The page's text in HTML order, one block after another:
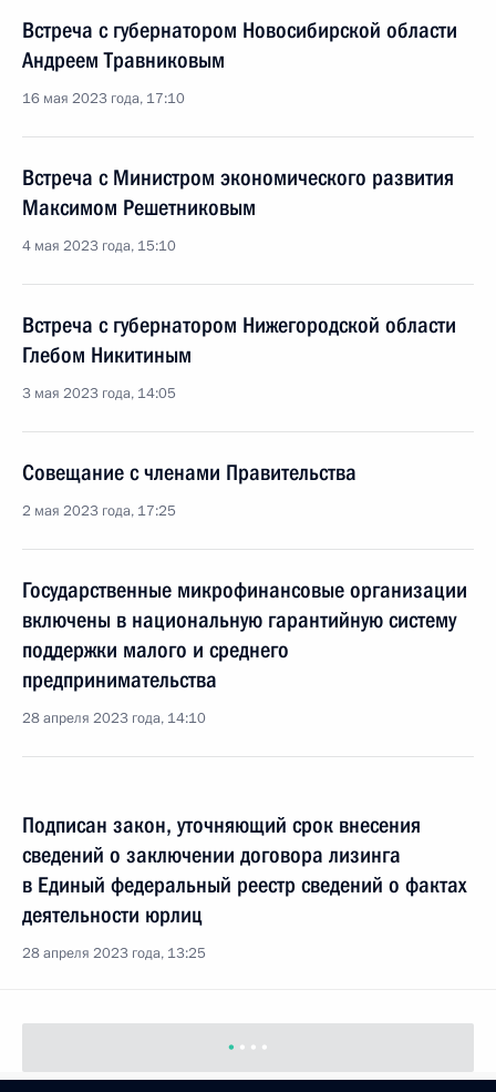
Встреча с губернатором Новосибирской области
Андреем Травниковым
16 мая 2023 года, 17:10
Встреча с Министром экономического развития
Максимом Решетниковым
4 мая 2023 года, 15:10
Встреча с губернатором Нижегородской области
Глебом Никитиным
3 мая 2023 года, 14:05
Совещание с членами Правительства
2 мая 2023 года, 17:25
Государственные микрофинансовые организации
включены в национальную гарантийную систему
поддержки малого и среднего
предпринимательства
28 апреля 2023 года, 14:10
Подписан закон, уточняющий срок внесения
сведений о заключении договора лизинга
в Единый федеральный реестр сведений о фактах
деятельности юрлиц
28 апреля 2023 года, 13:25